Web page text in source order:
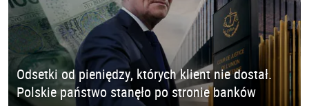
Odsetki od pieniędzy, których klient nie dostał.
Polskie państwo stanęło po stronie banków